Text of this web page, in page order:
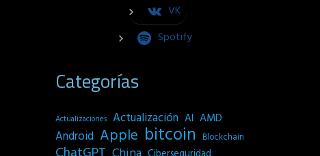
VK
Spotify
Categorías
Actualizaciones Actualización AI AMD
Android Apple bitcoin Blockchain